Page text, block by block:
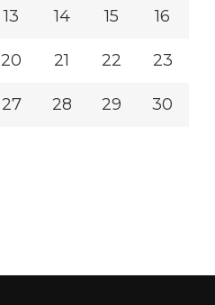
13 14 15 16
20 21 22 23
27 28 29 30